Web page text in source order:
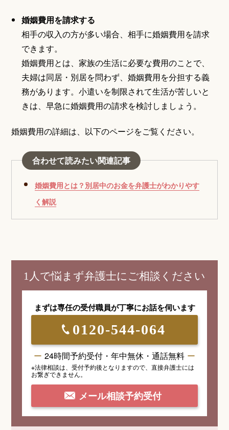
婚姻費用を請求する
相手の収入の方が多い場合、相手に婚姻費用を請求
できます。
婚姻費用とは、家族の生活に必要な費用のことで、
夫婦は同居・別居を問わず、婚姻費用を分担する義
務があります。小遣いを制限されて生活が苦しいと
きは、早急に婚姻費用の請求を検討しましょう。
婚姻費用の詳細は、以下のページをご覧ください。
合わせて読みたい関連記事
婚姻費用とは？別居中のお金を弁護士がわかりやす
く解説
1人で悩まず弁護士にご相談ください
まずは専任の受付職員が丁寧にお話を伺います
0120-544-064
24時間予約受付・年中無休・通話無料
※法律相談は、受付予約後となりますので、 直接弁護士には
お繋ぎできません。
メール相談予約受付